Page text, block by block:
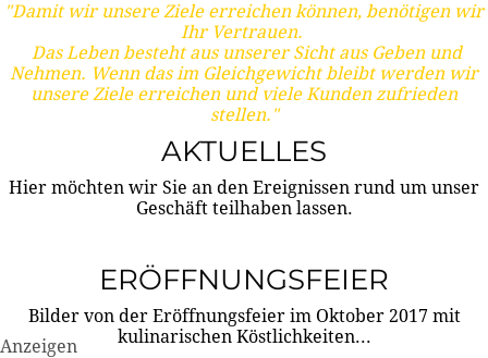
"Damit wir unsere Ziele erreichen können, benötigen wir
Ihr Vertrauen.
Das Leben besteht aus unserer Sicht aus Geben und
Nehmen. Wenn das im Gleichgewicht bleibt werden wir
unsere Ziele erreichen und viele Kunden zufrieden
stellen."
AKTUELLES
Hier möchten wir Sie an den Ereignissen rund um unser
Geschäft teilhaben lassen.
ERÖFFNUNGSFEIER
Bilder von der Eröffnungsfeier im Oktober 2017 mit
kulinarischen Köstlichkeiten...
Anzeigen